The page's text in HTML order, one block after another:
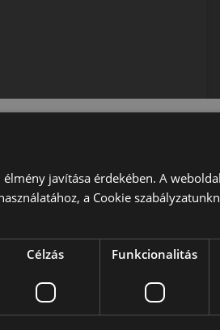
javítása érdekében. A
a Cookie
Célzás Funkcionalitás